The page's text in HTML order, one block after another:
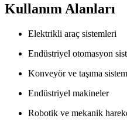
Kullanım Alanları
Elektrikli araç sistemleri
Endüstriyel otomasyon
Konveyör ve taşıma
Endüstriyel makineler
Robotik ve mekanik